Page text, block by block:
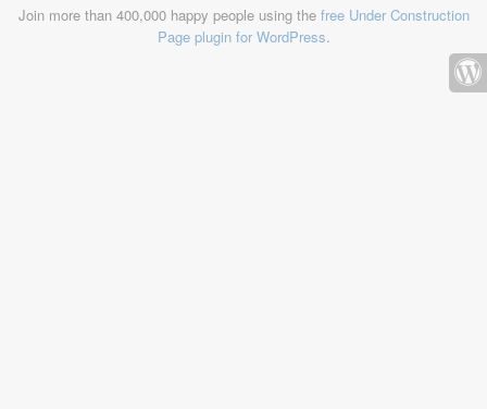
Join more than 400,000 happy people using the free Under Construction
Page plugin for WordPress.